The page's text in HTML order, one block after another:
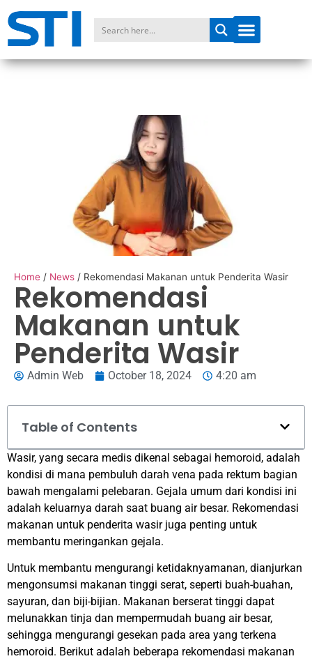
Home / News / Rekomendasi Makanan untuk Penderita Wasir
Rekomendasi
Makanan untuk
Penderita Wasir
Admin Web October 18, 2024 4:20 am
Table of Contents
Wasir, yang secara medis dikenal sebagai hemoroid, adalah
kondisi di mana pembuluh darah vena pada rektum bagian
bawah mengalami pelebaran. Gejala umum dari kondisi ini
adalah keluarnya darah saat buang air besar. Rekomendasi
makanan untuk penderita wasir juga penting untuk
membantu meringankan gejala.
Untuk membantu mengurangi ketidaknyamanan, dianjurkan
mengonsumsi makanan tinggi serat, seperti buah-buahan,
sayuran, dan biji-bijian. Makanan berserat tinggi dapat
melunakkan tinja dan mempermudah buang air besar,
sehingga mengurangi gesekan pada area yang terkena
hemoroid. Berikut adalah beberapa rekomendasi makanan